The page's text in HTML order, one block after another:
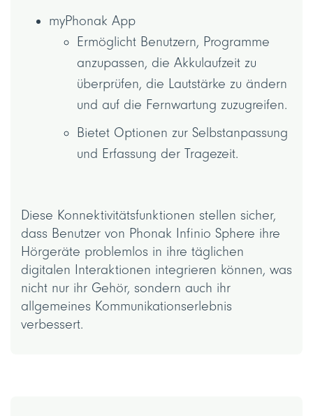
myPhonak App
Ermöglicht Benutzern, Programme
anzupassen, die Akkulaufzeit zu
überprüfen, die Lautstärke zu ändern
und auf die Fernwartung zuzugreifen.
Bietet Optionen zur Selbstanpassung
und Erfassung der Tragezeit.
Diese Konnektivitätsfunktionen stellen sicher,
dass Benutzer von Phonak Infinio Sphere ihre
Hörgeräte problemlos in ihre täglichen
digitalen Interaktionen integrieren können, was
nicht nur ihr Gehör, sondern auch ihr
allgemeines Kommunikationserlebnis
verbessert.